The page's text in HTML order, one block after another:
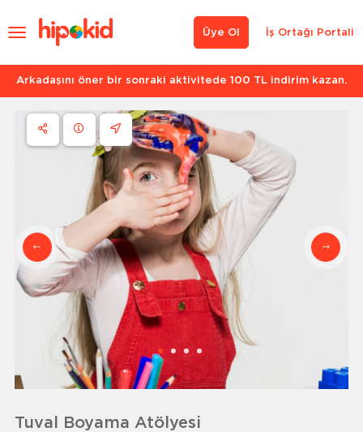
İş Ortağı Portali
Üye Ol
Arkadaşını öner bir sonraki aktivitede 100 TL indirim kazan.
Tuval Boyama Atölyesi